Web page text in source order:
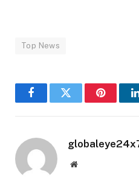
Top News
FacebookTwitter Pinterest
Website